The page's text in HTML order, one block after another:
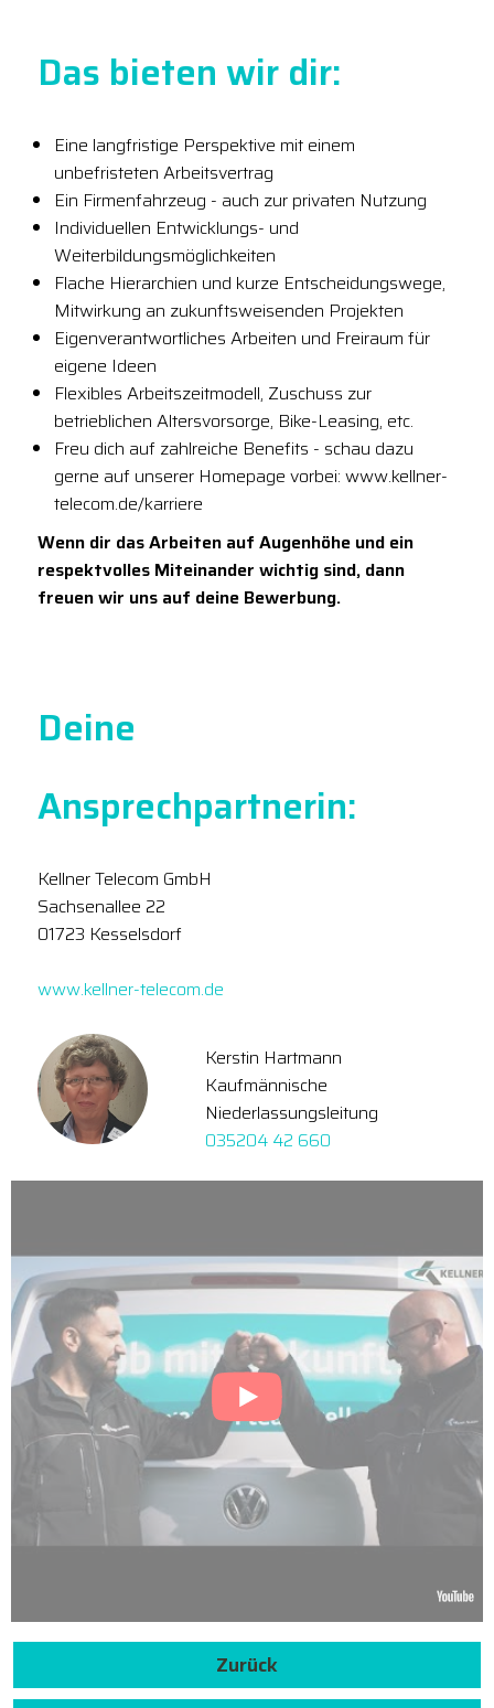
Das bieten wir dir:
Eine langfristige Perspektive mit einem
unbefristeten Arbeitsvertrag
Ein Firmenfahrzeug - auch zur privaten Nutzung
Individuellen Entwicklungs- und
Weiterbildungsmöglichkeiten
Flache Hierarchien und kurze Entscheidungswege,
Mitwirkung an zukunftsweisenden Projekten
Eigenverantwortliches Arbeiten und Freiraum für
eigene Ideen
Flexibles Arbeitszeitmodell, Zuschuss zur
betrieblichen Altersvorsorge, Bike-Leasing, etc.
Freu dich auf zahlreiche Benefits - schau dazu
gerne auf unserer Homepage vorbei: www.kellner-
telecom.de/karriere
Wenn dir das Arbeiten auf Augenhöhe und ein
respektvolles Miteinander wichtig sind, dann
freuen wir uns auf deine Bewerbung.
Deine
Ansprechpartnerin:
Kellner Telecom GmbH
Sachsenallee 22
01723 Kesselsdorf
www.kellner-telecom.de
Kerstin Hartmann
Kaufmännische
Niederlassungsleitung
035204 42 660
Zurück